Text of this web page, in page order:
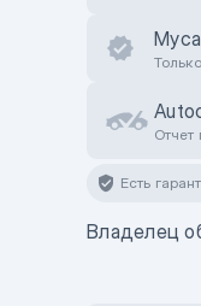
Отчет
Есть
Владелец